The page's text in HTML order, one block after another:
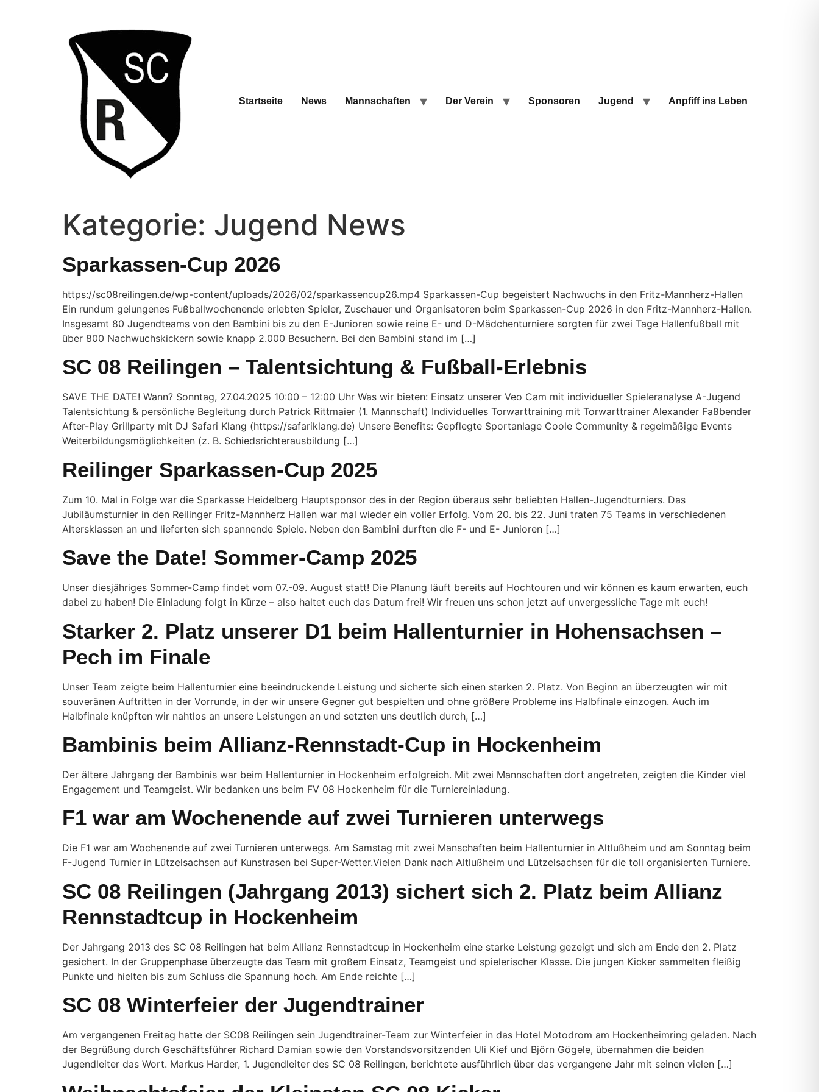
Startseite News Mannschaften Der Verein Sponsoren Jugend Anpfiff ins Leben
Kategorie: Jugend News
Sparkassen-Cup 2026
https://sc08reilingen.de/wp-content/uploads/2026/02/sparkassencup26.mp4 Sparkassen-Cup begeistert Nachwuchs in den Fritz-Mannherz-Hallen
Ein rundum gelungenes Fußballwochenende erlebten Spieler, Zuschauer und Organisatoren beim Sparkassen-Cup 2026 in den Fritz-Mannherz-Hallen.
Insgesamt 80 Jugendteams von den Bambini bis zu den E-Junioren sowie reine E- und D-Mädchenturniere sorgten für zwei Tage Hallenfußball mit
über 800 Nachwuchskickern sowie knapp 2.000 Besuchern. Bei den Bambini stand im […]
SC 08 Reilingen – Talentsichtung & Fußball-Erlebnis
SAVE THE DATE! Wann? Sonntag, 27.04.2025 10:00 – 12:00 Uhr Was wir bieten: Einsatz unserer Veo Cam mit individueller Spieleranalyse A-Jugend
Talentsichtung & persönliche Begleitung durch Patrick Rittmaier (1. Mannschaft) Individuelles Torwarttraining mit Torwarttrainer Alexander Faßbender
After-Play Grillparty mit DJ Safari Klang (https://safariklang.de) Unsere Benefits: Gepflegte Sportanlage Coole Community & regelmäßige Events
Weiterbildungsmöglichkeiten (z. B. Schiedsrichterausbildung […]
Reilinger Sparkassen-Cup 2025
Zum 10. Mal in Folge war die Sparkasse Heidelberg Hauptsponsor des in der Region überaus sehr beliebten Hallen-Jugendturniers. Das
Jubiläumsturnier in den Reilinger Fritz-Mannherz Hallen war mal wieder ein voller Erfolg. Vom 20. bis 22. Juni traten 75 Teams in verschiedenen
Altersklassen an und lieferten sich spannende Spiele. Neben den Bambini durften die F- und E- Junioren […]
Save the Date! Sommer-Camp 2025
Unser diesjähriges Sommer-Camp findet vom 07.-09. August statt! Die Planung läuft bereits auf Hochtouren und wir können es kaum erwarten, euch
dabei zu haben! Die Einladung folgt in Kürze – also haltet euch das Datum frei! Wir freuen uns schon jetzt auf unvergessliche Tage mit euch!
Starker 2. Platz unserer D1 beim Hallenturnier in Hohensachsen –
Pech im Finale
Unser Team zeigte beim Hallenturnier eine beeindruckende Leistung und sicherte sich einen starken 2. Platz. Von Beginn an überzeugten wir mit
souveränen Auftritten in der Vorrunde, in der wir unsere Gegner gut bespielten und ohne größere Probleme ins Halbfinale einzogen. Auch im
Halbfinale knüpften wir nahtlos an unsere Leistungen an und setzten uns deutlich durch, […]
Bambinis beim Allianz-Rennstadt-Cup in Hockenheim
Der ältere Jahrgang der Bambinis war beim Hallenturnier in Hockenheim erfolgreich. Mit zwei Mannschaften dort angetreten, zeigten die Kinder viel
Engagement und Teamgeist. Wir bedanken uns beim FV 08 Hockenheim für die Turniereinladung.
F1 war am Wochenende auf zwei Turnieren unterwegs
Die F1 war am Wochenende auf zwei Turnieren unterwegs. Am Samstag mit zwei Manschaften beim Hallenturnier in Altlußheim und am Sonntag beim
F-Jugend Turnier in Lützelsachsen auf Kunstrasen bei Super-Wetter.Vielen Dank nach Altlußheim und Lützelsachsen für die toll organisierten Turniere.
SC 08 Reilingen (Jahrgang 2013) sichert sich 2. Platz beim Allianz
Rennstadtcup in Hockenheim
Der Jahrgang 2013 des SC 08 Reilingen hat beim Allianz Rennstadtcup in Hockenheim eine starke Leistung gezeigt und sich am Ende den 2. Platz
gesichert. In der Gruppenphase überzeugte das Team mit großem Einsatz, Teamgeist und spielerischer Klasse. Die jungen Kicker sammelten fleißig
Punkte und hielten bis zum Schluss die Spannung hoch. Am Ende reichte […]
SC 08 Winterfeier der Jugendtrainer
Am vergangenen Freitag hatte der SC08 Reilingen sein Jugendtrainer-Team zur Winterfeier in das Hotel Motodrom am Hockenheimring geladen. Nach
der Begrüßung durch Geschäftsführer Richard Damian sowie den Vorstandsvorsitzenden Uli Kief und Björn Gögele, übernahmen die beiden
Jugendleiter das Wort. Markus Harder, 1. Jugendleiter des SC 08 Reilingen, berichtete ausführlich über das vergangene Jahr mit seinen vielen […]